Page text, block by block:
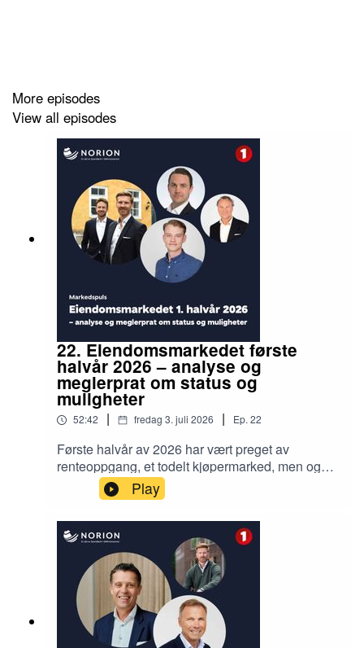
More episodes
View all episodes
22. Eiendomsmarkedet første
halvår 2026 – analyse og
meglerprat om status og
muligheter
52:42 | fredag 3. juli 2026 | Ep. 22
Første halvår av 2026 har vært preget av
renteoppgang, et todelt kjøpermarked, men også
mange milliardtransaksjoner og en pågående og
spennende konsolidering i det norske
eiendomsmarkedet. Spisse, men aktive EK-
kjøpere definerer prime, mens for FK-kjøperne er
det utviklingspotensial og lokal
eiendomskompetanse som skaper aktivitet. Lars
Økland, Terje Trym Rustad og Jørgen Rostad fra
Norion deler meglerinnsikt fra gjennomførte
prosesser, og diskuterer status og muligheter
med analytikerne Brage Aarthun og Jan Håvard
Play